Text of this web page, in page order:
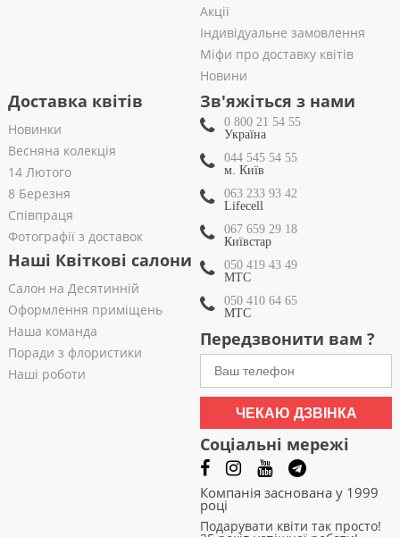
Акції
Індивідуальне замовлення
Міфи про доставку квітів
Новини
Доставка квітів
Новинки
Весняна колекція
14 Лютого
8 Березня
Співпраця
Фотографії з доставок
Наші Квіткові салони
Салон на Десятинній
Оформлення приміщень
Наша команда
Поради з флористики
Наші роботи
Зв'яжіться з нами
0 800 21 54 55
Україна
044 545 54 55
м. Київ
063 233 93 42
Lifecell
067 659 29 18
Київстар
050 419 43 49
МТС
050 410 64 65
МТС
Передзвонити вам ?
ЧЕКАЮ ДЗВІНКА
Соціальні мережі
Компанія заснована у 1999
році
Подарувати квіти так просто!